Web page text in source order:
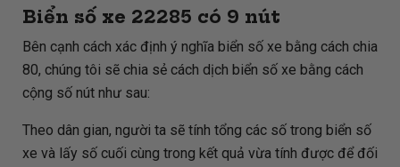
Biển số xe 22285 có 9 nút
Bên cạnh cách xác định ý nghĩa biển số xe bằng cách chia
80, chúng tôi sẽ chia sẻ cách dịch biển số xe bằng cách
cộng số nút như sau:
Theo dân gian, người ta sẽ tính tổng các số trong biển số
xe và lấy số cuối cùng trong kết quả vừa tính được để đối